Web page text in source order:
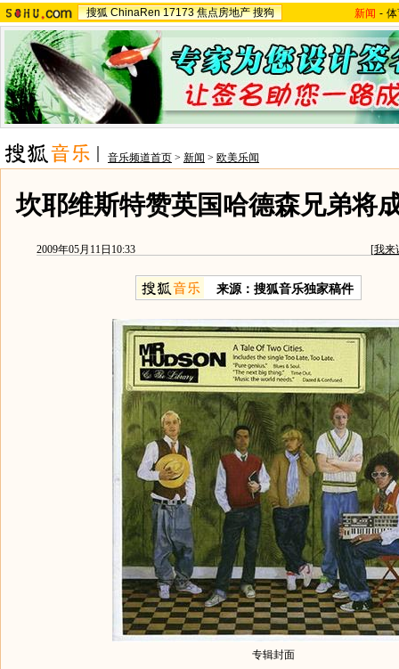
搜狐 ChinaRen 17173 焦点房地产 搜狗 新闻 -
音乐频道首页 > 新闻 > 欧美乐闻
坎耶维斯特赞英国哈德森兄弟将
2009年05月11日10:33 [我来
来源： 搜狐音乐独家稿件
专辑封面